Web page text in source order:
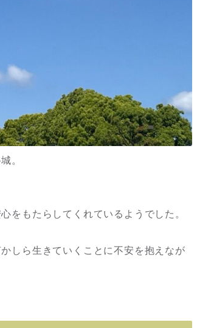
。
をもたらしてくれているようでした。
しら生きていくことに不安を抱えなが